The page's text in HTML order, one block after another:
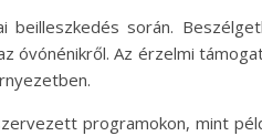
beilleszkedés során.
óvónénikről. Az érzelmi
programokon, mint